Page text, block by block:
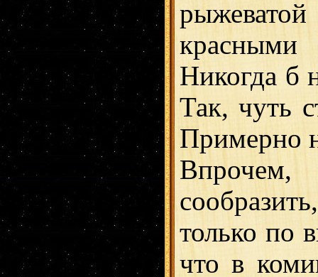
Никогда б
Так, чуть
Примерно
только по
что в